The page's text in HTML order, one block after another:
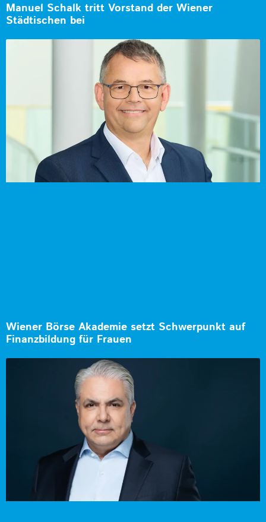
Manuel Schalk tritt Vorstand der Wiener
Städtischen bei
Wiener Börse Akademie setzt Schwerpunkt auf
Finanzbildung für Frauen